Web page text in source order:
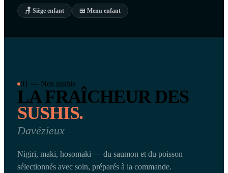
🪑 Siège enfant 🍱 Menu enfant
01 — Nos sushis
LA FRAÎCHEUR DES
SUSHIS.
Davézieux
Nigiri, maki, hosomaki — du saumon et du poisson
sélectionnés avec soin, préparés à la commande.